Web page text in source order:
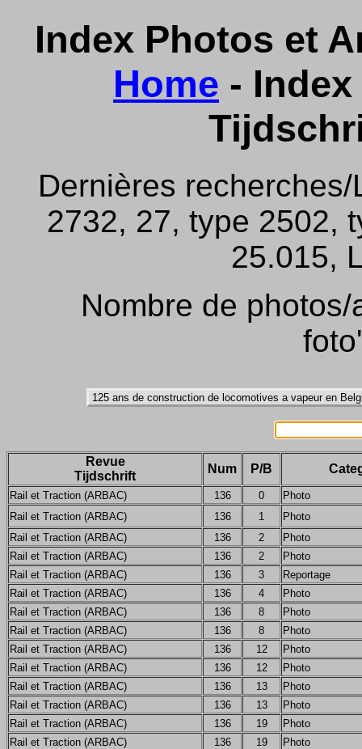
Index Photos et
Home -
Dernières
2732, 27, type 2502,
25.015,
Nombre de
Revue
Tijdschrift
Num P/B
Rail et Traction (ARBAC) 136 0
Photo
Rail et Traction (ARBAC)
136 1
Photo
Rail et Traction (ARBAC)
136 2
Photo
Rail et Traction (ARBAC)
136 2
Photo
Rail et Traction (ARBAC)
136 3
Reportage
Rail et Traction (ARBAC)
136 4
Photo
Rail et Traction (ARBAC)
136 8
Photo
Rail et Traction (ARBAC)
136 8
Photo
Rail et Traction (ARBAC)
136 12
Photo
Rail et Traction (ARBAC)
136 12
Photo
Rail et Traction (ARBAC)
136 13
Photo
Rail et Traction (ARBAC)
136 13
Photo
Rail et Traction (ARBAC)
136 19
Photo
Rail et Traction (ARBAC)
136 19
Photo